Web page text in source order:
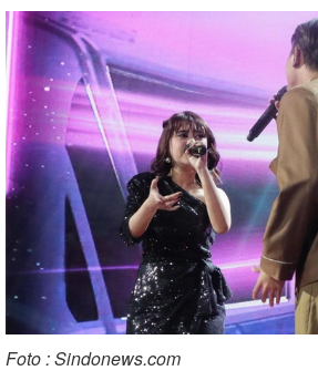
Foto : Sindonews.com